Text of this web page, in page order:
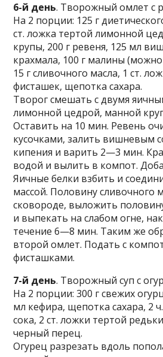
6-й день. Творожный омлет с
На 2 порции: 125 г
ст. ложка тертой лимонной
крупы, 200 г ревеня, 125 мл
крахмала, 100 г малины
15 г сливочного масла, 1 ст.
фисташек, щепотка сахара.
Творог смешать с двумя
лимонной цедрой, манной
Оставить на 10 мин. Ревень
кусочками, залить вишневым
кипения и варить 2—3 мин.
водой и вылить в компот.
Яичные белки взбить и
массой. Половину сливочного
сковороде, выложить
и выпекать на слабом огне,
течение 6—8 мин. Таким же
второй омлет. Подать с
фисташками.
7-й день. Творожный суп с
На 2 порции: 300 г свежих
мл кефира, щепотка сахара, 2
сока, 2 ст. ложки тертой
черный перец.
Огурец разрезать вдоль